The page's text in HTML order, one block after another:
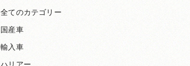
全てのカテゴリー
国産車
輸入車